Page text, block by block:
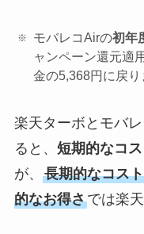
モバレコAirの初年
ャンペーン還元適
金の5,368円に戻り
楽天ターボとモバ
ると、 短期的なコス
が、 長期的なコス
的なお得さでは楽